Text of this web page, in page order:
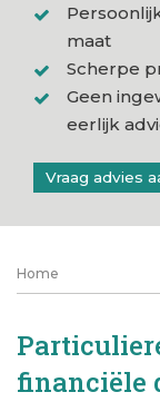
maat
Scherpe
Geen
eerlijk
Vraag advies
Home
financiële